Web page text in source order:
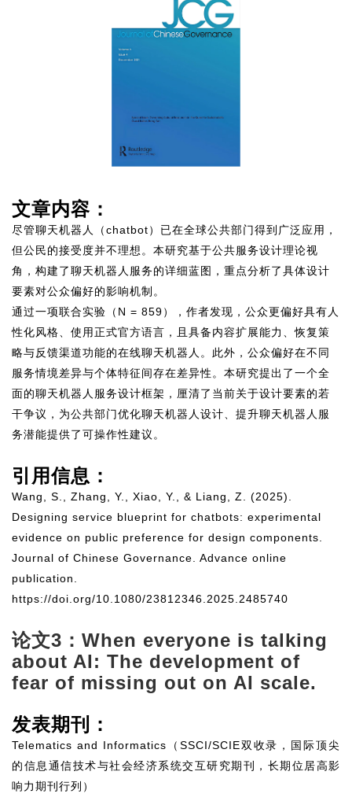
文章内容：
尽管聊天机器人（chatbot）已在全球公共部门得到广泛应用，
但公民的接受度并不理想。本研究基于公共服务设计理论视
角，构建了聊天机器人服务的详细蓝图，重点分析了具体设计
要素对公众偏好的影响机制。
通过一项联合实验（N = 859），作者发现，公众更偏好具有人
性化风格、使用正式官方语言，且具备内容扩展能力、恢复策
略与反馈渠道功能的在线聊天机器人。此外，公众偏好在不同
服务情境差异与个体特征间存在差异性。本研究提出了一个全
面的聊天机器人服务设计框架，厘清了当前关于设计要素的若
干争议，为公共部门优化聊天机器人设计、提升聊天机器人服
务潜能提供了可操作性建议。
引用信息：
Wang, S., Zhang, Y., Xiao, Y., & Liang, Z. (2025).
Designing service blueprint for chatbots: experimental
evidence on public preference for design components.
Journal of Chinese Governance . Advance online
publication.
https://doi.org/10.1080/23812346.2025.2485740
论文3：When everyone is talking
about AI: The development of
fear of missing out on AI scale.
发表期刊：
Telematics and Informatics（SSCI/SCIE双收录，国际顶尖
的信息通信技术与社会经济系统交互研究期刊，长期位居高影
响力期刊行列）